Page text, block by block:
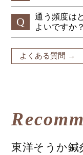
Q
通う頻度は
よいですか？
よくある質問 →
東洋そうか鍼